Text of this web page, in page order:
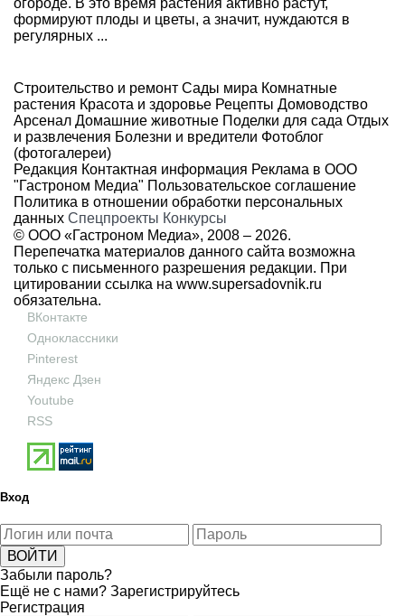
формируют плоды и цветы, а значит, нуждаются в
регулярных ...
Строительство и ремонт Сады мира Комнатные
растения Красота и здоровье Рецепты Домоводство
Арсенал Домашние животные Поделки для сада Отдых
и развлечения Болезни и вредители Фотоблог
(фотогалереи)
Редакция Контактная информация Реклама в ООО
"Гастроном Медиа" Пользовательское соглашение
Политика в отношении обработки персональных
данных Спецпроекты Конкурсы
© ООО «Гастроном Медиа», 2008 – 2026.
Перепечатка материалов данного сайта возможна
только с письменного разрешения редакции. При
цитировании ссылка на www.supersadovnik.ru
обязательна.
ВКонтакте
Одноклассники
Pinterest
Яндекс Дзен
Youtube
RSS
Вход
Забыли пароль?
Ещё не с нами? Зарегистрируйтесь
Регистрация